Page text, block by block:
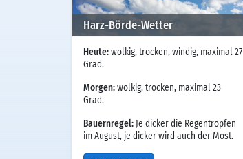
Harz-Börde-Wetter
Heute: wolkig, trocken, windig, maximal 27
Grad.
Morgen: wolkig, trocken, maximal 23
Grad.
Bauernregel: Je dicker die Regentropfen
im August, je dicker wird auch der Most.